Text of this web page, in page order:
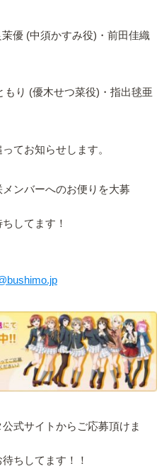
優 (中須かすみ役)・前田佳織
り (優木せつ菜役)・指出毬亜
てお知らせします。
ンバーへのお便りを大募
してます！
式サイトからご応募頂けま
ちしてます！！